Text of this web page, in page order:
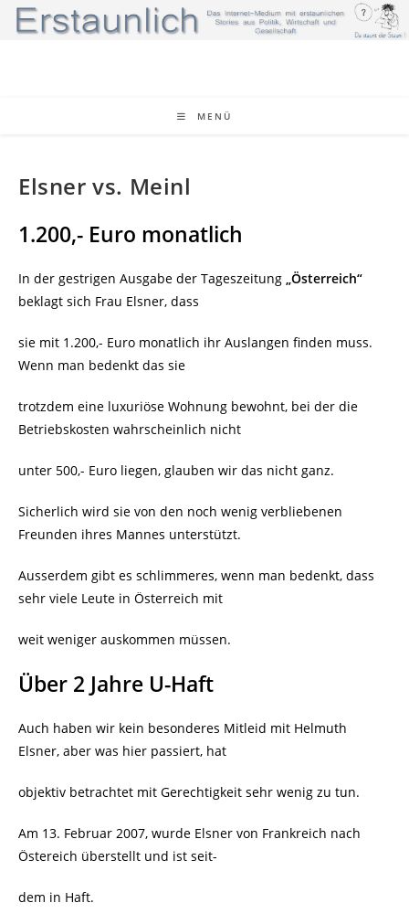
Zum
Inhalt
MENÜ
Elsner vs. Meinl
1.200,- Euro monatlich
In der gestrigen Ausgabe der Tageszeitung „Österreich“
beklagt sich Frau Elsner, dass
sie mit 1.200,- Euro monatlich ihr Auslangen finden muss.
Wenn man bedenkt das sie
trotzdem eine luxuriöse Wohnung bewohnt, bei der die
Betriebskosten wahrscheinlich nicht
unter 500,- Euro liegen, glauben wir das nicht ganz.
Sicherlich wird sie von den noch wenig verbliebenen
Freunden ihres Mannes unterstützt.
Ausserdem gibt es schlimmeres, wenn man bedenkt, dass
sehr viele Leute in Österreich mit
weit weniger auskommen müssen.
Über 2 Jahre U-Haft
Auch haben wir kein besonderes Mitleid mit Helmuth
Elsner, aber was hier passiert, hat
objektiv betrachtet mit Gerechtigkeit sehr wenig zu tun.
Am 13. Februar 2007, wurde Elsner von Frankreich nach
Östereich überstellt und ist seit-
dem in Haft.